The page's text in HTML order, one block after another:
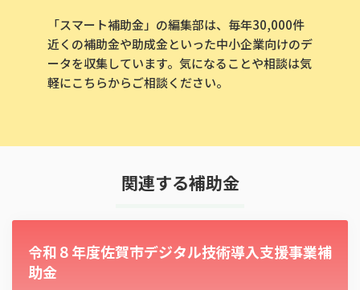
「スマート補助金」の編集部は、毎年30,000件
近くの補助金や助成金といった中小企業向けのデ
ータを収集しています。気になることや相談は気
軽にこちらからご相談ください。
関連する補助金
令和８年度佐賀市デジタル技術導入支援事業補
助金